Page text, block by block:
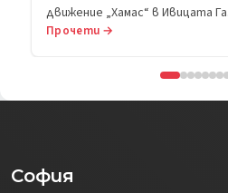
движение „Хамас“ в Ивицата
Прочети →
София